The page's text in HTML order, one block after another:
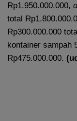
Rp1.950.000.000,
total
Rp300.000.000
kontainer sampah
Rp475.000.000.